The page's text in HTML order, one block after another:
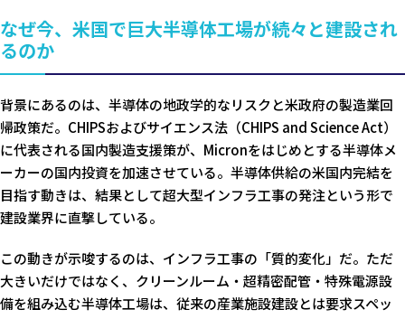
なぜ今、米国で巨大半導体工場が続々と建設され
るのか
背景にあるのは、半導体の地政学的なリスクと米政府の製造業回
帰政策だ。CHIPSおよびサイエンス法（CHIPS and Science Act）
に代表される国内製造支援策が、Micronをはじめとする半導体メ
ーカーの国内投資を加速させている。半導体供給の米国内完結を
目指す動きは、結果として超大型インフラ工事の発注という形で
建設業界に直撃している。
この動きが示唆するのは、インフラ工事の「質的変化」だ。ただ
大きいだけではなく、クリーンルーム・超精密配管・特殊電源設
備を組み込む半導体工場は、従来の産業施設建設とは要求スペッ